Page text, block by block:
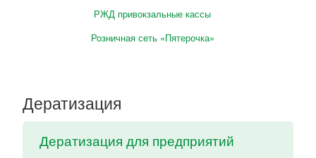
РЖД привокзальные кассы
Розничная сеть «Пятерочка»
Дератизация
Дератизация для предприятий